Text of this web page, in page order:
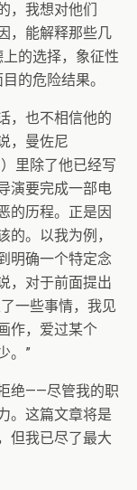
，我想对他们
，能解释那些几
的选择，象征性
的危险结果。
，也不相信他的
，曼佐尼
里除了他已经写
演要完成一部电
的历程。正是因
的。以我为例，
明确一个特定念
，对于前面提出
一些事情，我见
作，爱过某个
。”
绝——尽管我的职
。这篇文章将是
但我已尽了最大